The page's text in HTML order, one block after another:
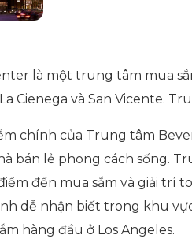
là một trung tâm mua
Cienega và San Vicente.
chính của Trung tâm
bán lẻ phong cách sống.
đến mua sắm và giải trí
dễ nhận biết trong khu
hàng đầu ở Los Angeles.